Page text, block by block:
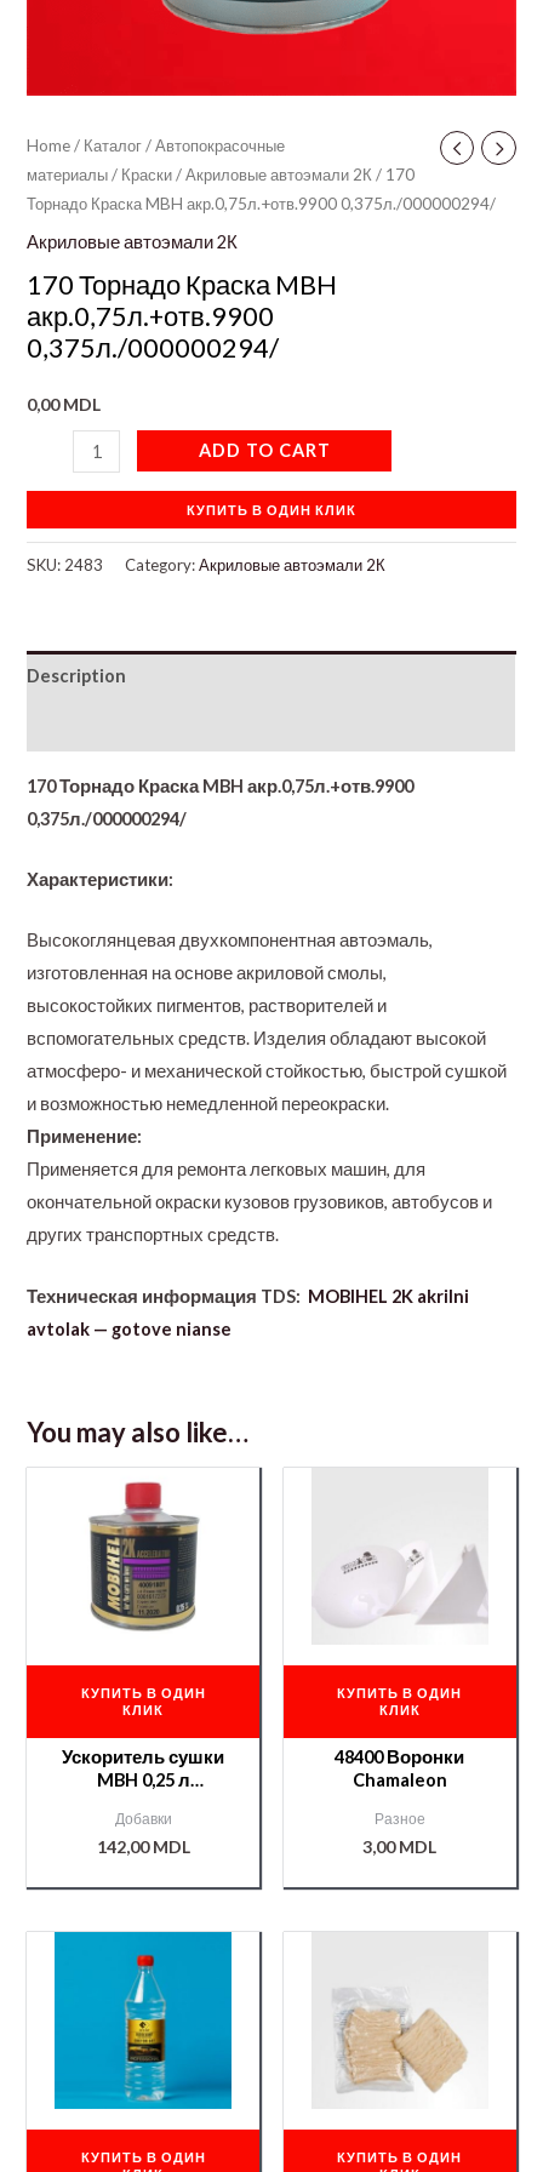
Home/ Каталог/Автопокрасочные
материалы/ Краски/Акриловые автоэмали 2К / 170
Торнадо Краска MBH акр.0,75л.+отв.9900 0,375л./000000294/
Акриловые автоэмали 2К
170 Торнадо Краска MBH
акр.0,75л.+отв.9900
0,375л./000000294/
0,00MDL
ADD TO CART
КУПИТЬ В ОДИН КЛИК
SKU: 2483 Category:Акриловые автоэмали 2К
Description
170 Торнадо Краска MBH акр.0,75л.+отв.9900
0,375л./000000294/
Характеристики:
Высокоглянцевая двухкомпонентная автоэмаль,
изготовленная на основе акриловой смолы,
высокостойких пигментов, растворителей и
вспомогательных средств. Изделия обладают высокой
атмосферо- и механической стойкостью, быстрой сушкой
и возможностью немедленной переокраски.
Применение:
Применяется для ремонта легковых машин, для
окончательной окраски кузовов грузовиков, автобусов и
других транспортных средств.
Техническая информация TDS: MOBIHEL 2K akrilni
avtolak — gotove nianse
You may also like…
КУПИТЬ В ОДИН
КЛИК
Ускоритель сушки
MBH 0,25 л
Добавки
142,00MDL
КУПИТЬ В ОДИН
КЛИК
48400 Воронки
Chamaleon
Разное
3,00MDL
КУПИТЬ В ОДИН
КУПИТЬ В ОДИН